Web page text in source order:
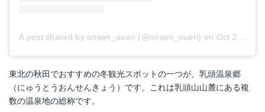
A post shared by onsen_ouen (@onsen_ouen) on Oct 26, 2018 at 6:14am PDT
東北の秋田でおすすめの冬観光スポットの一つが、乳頭温泉郷
（にゅうとうおんせんきょう）です。これは乳頭山山麓にある複
数の温泉地の総称です。